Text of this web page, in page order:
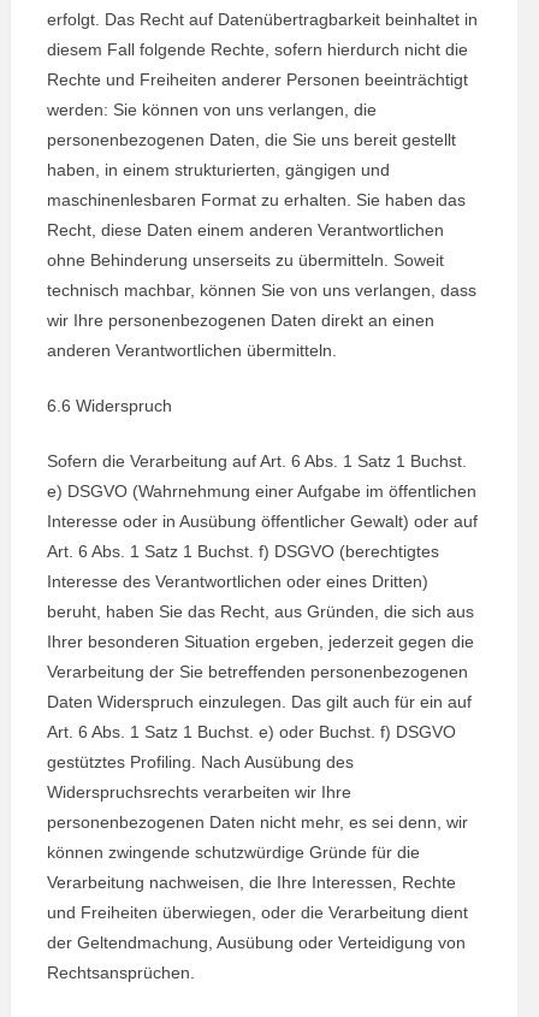
erfolgt. Das Recht auf Datenübertragbarkeit beinhaltet in
diesem Fall folgende Rechte, sofern hierdurch nicht die
Rechte und Freiheiten anderer Personen beeinträchtigt
werden: Sie können von uns verlangen, die
personenbezogenen Daten, die Sie uns bereit gestellt
haben, in einem strukturierten, gängigen und
maschinenlesbaren Format zu erhalten. Sie haben das
Recht, diese Daten einem anderen Verantwortlichen
ohne Behinderung unserseits zu übermitteln. Soweit
technisch machbar, können Sie von uns verlangen, dass
wir Ihre personenbezogenen Daten direkt an einen
anderen Verantwortlichen übermitteln.
6.6 Widerspruch
Sofern die Verarbeitung auf Art. 6 Abs. 1 Satz 1 Buchst.
e) DSGVO (Wahrnehmung einer Aufgabe im öffentlichen
Interesse oder in Ausübung öffentlicher Gewalt) oder auf
Art. 6 Abs. 1 Satz 1 Buchst. f) DSGVO (berechtigtes
Interesse des Verantwortlichen oder eines Dritten)
beruht, haben Sie das Recht, aus Gründen, die sich aus
Ihrer besonderen Situation ergeben, jederzeit gegen die
Verarbeitung der Sie betreffenden personenbezogenen
Daten Widerspruch einzulegen. Das gilt auch für ein auf
Art. 6 Abs. 1 Satz 1 Buchst. e) oder Buchst. f) DSGVO
gestütztes Profiling. Nach Ausübung des
Widerspruchsrechts verarbeiten wir Ihre
personenbezogenen Daten nicht mehr, es sei denn, wir
können zwingende schutzwürdige Gründe für die
Verarbeitung nachweisen, die Ihre Interessen, Rechte
und Freiheiten überwiegen, oder die Verarbeitung dient
der Geltendmachung, Ausübung oder Verteidigung von
Rechtsansprüchen.